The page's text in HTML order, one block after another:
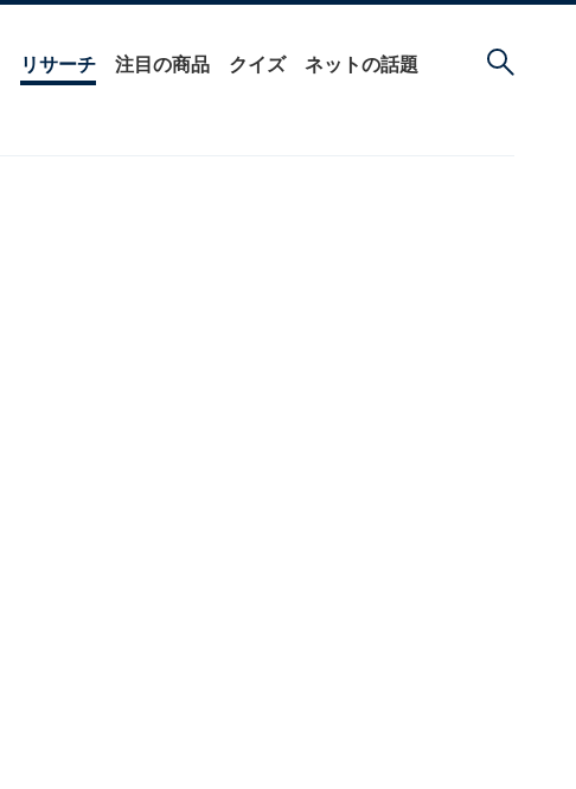
リサーチ 注目の商品 クイズ ネットの話題